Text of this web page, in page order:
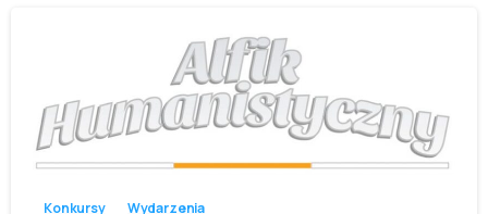
-
Konkursy Wydarzenia